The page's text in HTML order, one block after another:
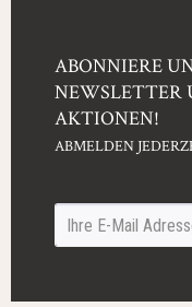
ABONNIERE
NEWSLETTER
AKTIONEN!
ABMELDEN